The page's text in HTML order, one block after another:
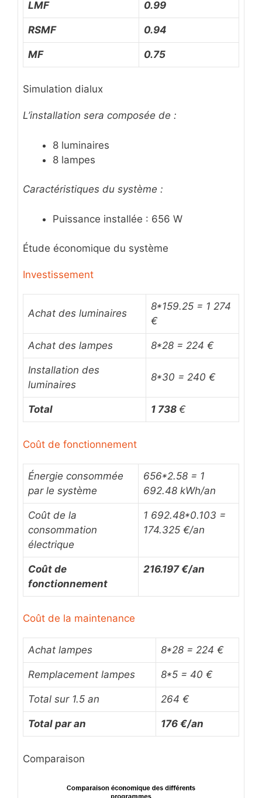
LMF 0.99
RSMF 0.94
MF 0.75
Simulation dialux
L’installation sera composée de :
8 luminaires
8 lampes
Caractéristiques du système :
Puissance installée : 656 W
Étude économique du système
Investissement
Achat des luminaires
8*159.25 = 1 274
€
Achat des lampes 8*28 = 224 €
Installation des
luminaires
8*30 = 240 €
Total 1 738 €
Coût de fonctionnement
Énergie consommée
par le système
656*2.58 = 1
692.48 kWh/an
Coût de la
consommation
électrique
1 692.48*0.103 =
174.325 €/an
Coût de
fonctionnement
216.197€/an
Coût de la maintenance
Achat lampes 8*28 = 224 €
Remplacement lampes 8*5 = 40 €
Total sur 1.5 an 264 €
Total par an 176 €/an
Comparaison